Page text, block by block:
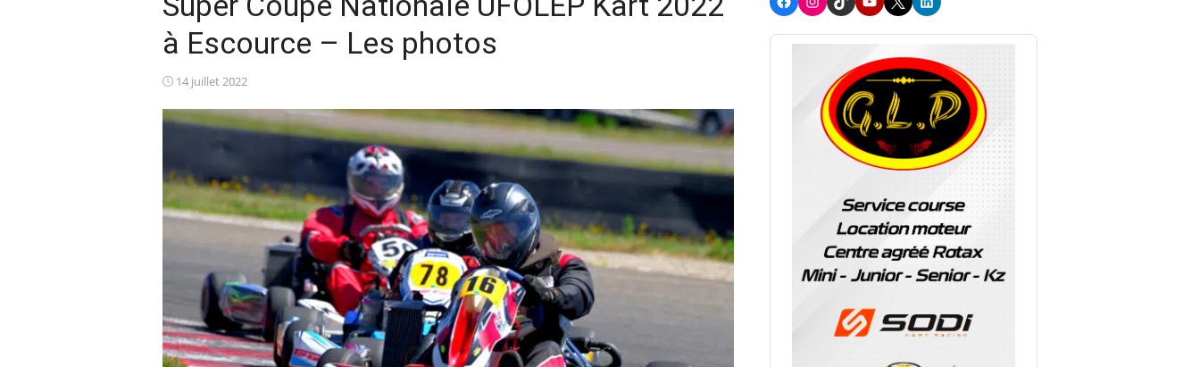
à Escource – Les photos
Posted
14 juillet 2022